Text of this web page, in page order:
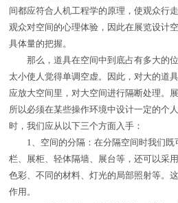
间都应符合人机工程学的原理，使观众行
观众对空间的心理体验，因此在展览设计
具体量的把握。
那么，道具在空间中到底占有多大的位
太小使人觉得单调空虚。因此，对大的道
应放大空间里，对大空间进行隔断处理。
所以必须在某些操作环境中设计一定的个
时，我们应从以下三个方面入手：
1、空间的分隔：在分隔空间时我们既
栏、展柜、轻体隔墙、展台等，还可以采
色彩、不同的材料、灯光的局部照射等。
作用。